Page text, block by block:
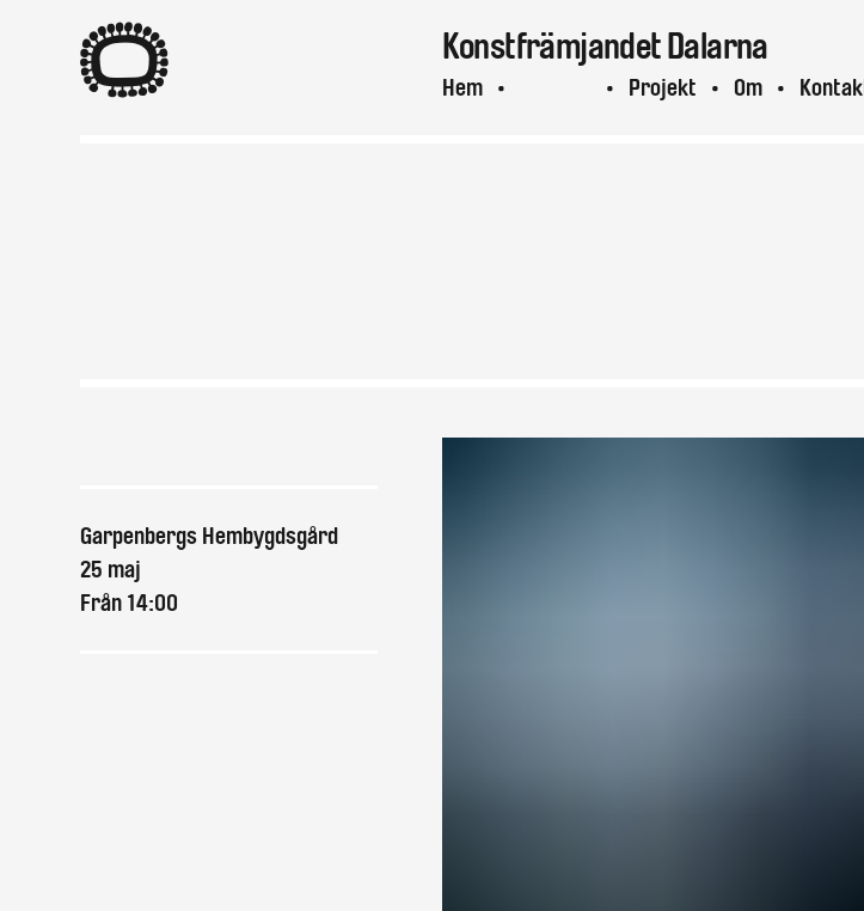
Garpenbergs Hembygdsgård
25 maj
Från 14:00
A KonstfrämjandetDalarna
Hem Projekt Om